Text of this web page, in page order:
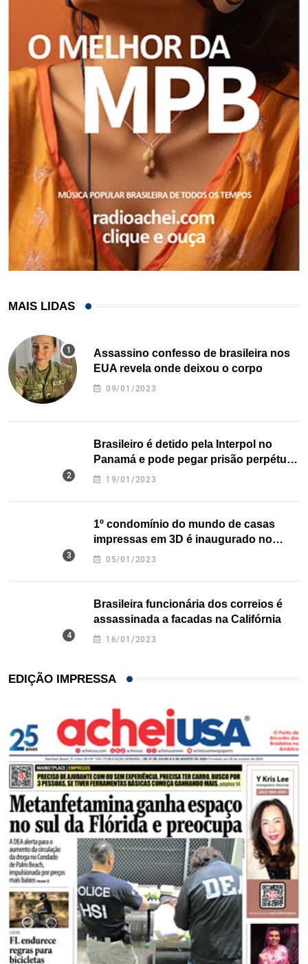
MAIS LIDAS
Assassino confesso de brasileira nos
EUA revela onde deixou o corpo
09/01/2023
Brasileiro é detido pela Interpol no
Panamá e pode pegar prisão perpétua
nos EUA
19/01/2023
1º condomínio do mundo de casas
impressas em 3D é inaugurado no
Texas
05/01/2023
Brasileira funcionária dos correios é
assassinada a facadas na Califórnia
16/01/2023
EDIÇÃO IMPRESSA